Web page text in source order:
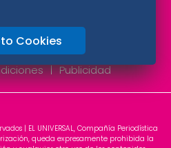
Directorio
Publicidad
| EL UNIVERSAL, Compañía Periodística
queda expresamente prohibida la
Cookies